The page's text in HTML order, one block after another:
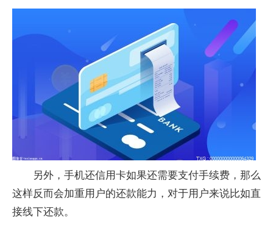
另外，手机还信用卡如果还需要支付手续费，那么
这样反而会加重用户的还款能力，对于用户来说比如直
接线下还款。